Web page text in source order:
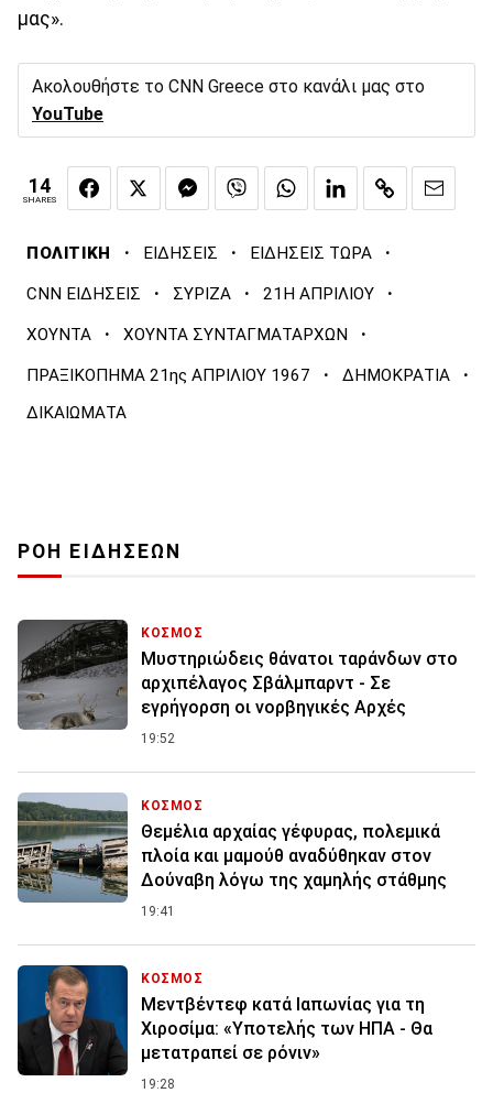
μας».
Ακολουθήστε το CNN Greece στο κανάλι μας στο
YouTube
14
SHARES
ΠΟΛΙΤΙΚΗ · ΕΙΔΗΣΕΙΣ · ΕΙΔΗΣΕΙΣ ΤΩΡΑ ·
CNN ΕΙΔΗΣΕΙΣ · ΣΥΡΙΖΑ · 21Η ΑΠΡΙΛΙΟΥ ·
ΧΟΥΝΤΑ · ΧΟΥΝΤΑ ΣΥΝΤΑΓΜΑΤΑΡΧΩΝ ·
ΠΡΑΞΙΚΟΠΗΜΑ 21ης ΑΠΡΙΛΙΟΥ 1967 · ΔΗΜΟΚΡΑΤΙΑ ·
ΔΙΚΑΙΩΜΑΤΑ
ΡΟΗ ΕΙΔΗΣΕΩΝ
ΚΟΣΜΟΣ
Μυστηριώδεις θάνατοι ταράνδων στο
αρχιπέλαγος Σβάλμπαρντ - Σε
εγρήγορση οι νορβηγικές Αρχές
19:52
ΚΟΣΜΟΣ
Θεμέλια αρχαίας γέφυρας, πολεμικά
πλοία και μαμούθ αναδύθηκαν στον
Δούναβη λόγω της χαμηλής στάθμης
19:41
ΚΟΣΜΟΣ
Μεντβέντεφ κατά Ιαπωνίας για τη
Χιροσίμα: «Υποτελής των ΗΠΑ - Θα
μετατραπεί σε ρόνιν»
19:28